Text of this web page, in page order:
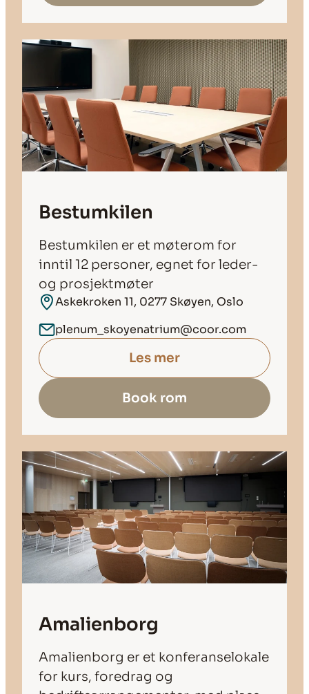
Bestumkilen
Bestumkilen er et møterom for
inntil 12 personer, egnet for leder-
og prosjektmøter
Askekroken 11, 0277 Skøyen, Oslo
plenum_skoyenatrium@coor.com
Les mer
Book rom
Amalienborg
Amalienborg er et konferanselokale
for kurs, foredrag og